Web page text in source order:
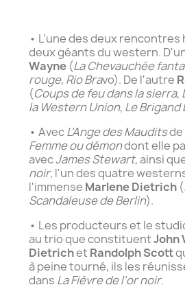
• L'une des deux
deux géants du western.
Wayne (La Chevauchée
rouge, Rio Bravo). De l'autre
(Coups de feu dans la sierra,
la Western Union, Le
• AvecL'Ange des Mauditsde
Femme ou démondont elle
avecJames Stewart, ainsi
noir, l'un des quatre
l'immense Marlene Dietrich (
Scandaleuse de Berlin).
• Les producteurs et le
au trio que constituentJohn
Dietrichet Randolph Scott
à peine tourné, ils les
dans La Fièvre de l'or noir.